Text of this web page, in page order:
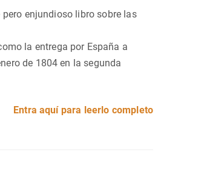
pero enjundioso libro sobre las
la entrega por España a
de 1804 en la segunda
Entra aquí para leerlo completo